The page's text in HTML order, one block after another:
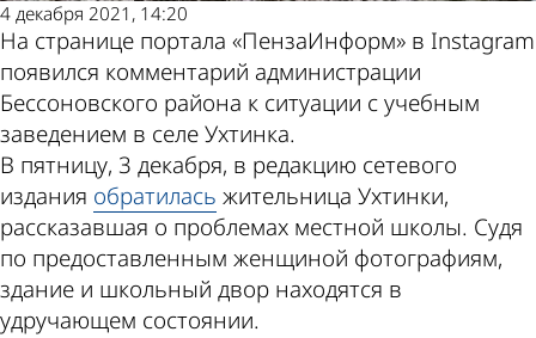
4 декабря 2021, 14:20
На странице портала «ПензаИнформ» в Instagram
появился комментарий администрации
Бессоновского района к ситуации с учебным
заведением в селе Ухтинка.
В пятницу, 3 декабря, в редакцию сетевого
издания обратилась жительница Ухтинки,
рассказавшая о проблемах местной школы. Судя
по предоставленным женщиной фотографиям,
здание и школьный двор находятся в
удручающем состоянии.